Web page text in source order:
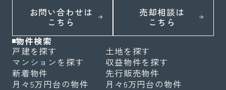
お問い合わせは
こちら
売却相談は
こちら
物件検索
戸建を探す
土地を探す
マンションを探す
収益物件を探す
新着物件
先行販売物件
月々5万円台の物件
月々6万円台の物件